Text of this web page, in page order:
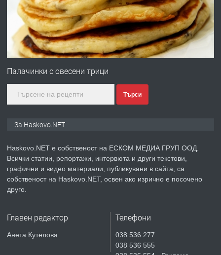
преди 3 дни
ПРЕДЛАГА
№4120 Магазин/Офис под наем в кв.
градската градина!
преди 4 дни
ПРЕДЛАГА
Продавам парцел в гр. Хасково кв.
СГЛОБЯВАНЕ НА МЕБЕЛИ.
Палачинки с овесени трици
Търси
За Haskovo.NET
Haskovo.NET е собственост на ЕСКОМ МЕДИА ГРУП ООД.
Всички статии, репортажи, интервюта и други текстови,
графични и видео материали, публикувани в сайта, са
собственост на Haskovo.NET, освен ако изрично е посочено
друго.
Главен редактор
Анета Кутелова
Телефони
038 536 277
038 536 555